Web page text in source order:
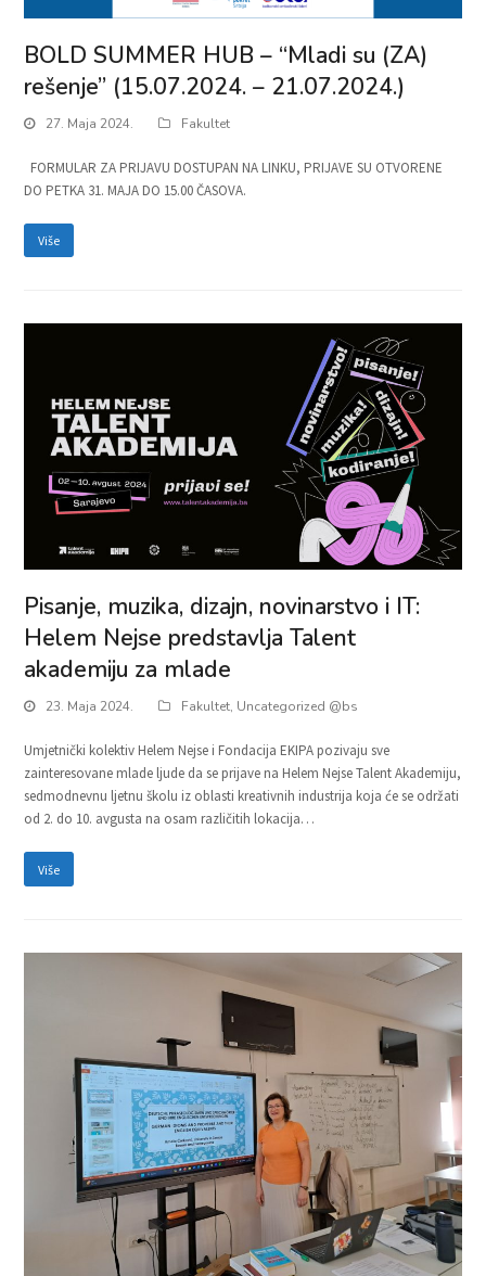
BOLD SUMMER HUB – “Mladi su (ZA)
rešenje” (15.07.2024. – 21.07.2024.)
27. Maja 2024. Fakultet
FORMULAR ZA PRIJAVU DOSTUPAN NA LINKU, PRIJAVE SU OTVORENE
DO PETKA 31. MAJA DO 15.00 ČASOVA.
Više
Pisanje, muzika, dizajn, novinarstvo i IT:
Helem Nejse predstavlja Talent
akademiju za mlade
23. Maja 2024. Fakultet, Uncategorized @bs
Umjetnički kolektiv Helem Nejse i Fondacija EKIPA pozivaju sve
zainteresovane mlade ljude da se prijave na Helem Nejse Talent Akademiju,
sedmodnevnu ljetnu školu iz oblasti kreativnih industrija koja će se održati
od 2. do 10. avgusta na osam različitih lokacija…
Više